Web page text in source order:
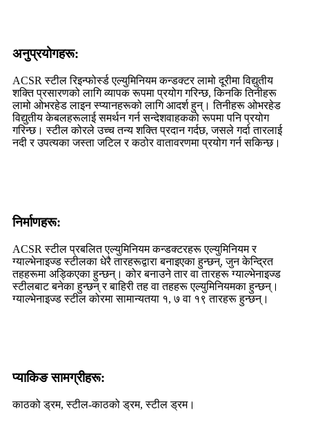
अनुप्रयोगहरू:
ACSR स्टील रिइन्फोर्स्ड एल्युमिनियम कन्डक्टर लामो दूरीमा विद्युतीय
शक्ति प्रसारणको लागि व्यापक रूपमा प्रयोग गरिन्छ, किनकि तिनीहरू
लामो ओभरहेड लाइन स्प्यानहरूको लागि आदर्श हुन्। तिनीहरू ओभरहेड
विद्युतीय केबलहरूलाई समर्थन गर्न सन्देशवाहकको रूपमा पनि प्रयोग
गरिन्छ। स्टील कोरले उच्च तन्य शक्ति प्रदान गर्दछ, जसले गर्दा तारलाई
नदी र उपत्यका जस्ता जटिल र कठोर वातावरणमा प्रयोग गर्न सकिन्छ।
निर्माणहरू:
ACSR स्टील प्रबलित एल्युमिनियम कन्डक्टरहरू एल्युमिनियम र
ग्याल्भेनाइज्ड स्टीलका धेरै तारहरूद्वारा बनाइएका हुन्छन्, जुन केन्द्रित
तहहरूमा अड्किएका हुन्छन्। कोर बनाउने तार वा तारहरू ग्याल्भेनाइज्ड
स्टीलबाट बनेका हुन्छन् र बाहिरी तह वा तहहरू एल्युमिनियमका हुन्छन्।
ग्याल्भेनाइज्ड स्टील कोरमा सामान्यतया १, ७ वा १९ तारहरू हुन्छन्।
प्याकिङ सामग्रीहरू:
काठको ड्रम, स्टील-काठको ड्रम, स्टील ड्रम।